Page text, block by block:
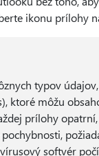
ikonu prílohy
typov
ktoré môžu
prílohy
softvér